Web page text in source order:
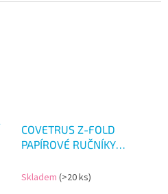
COVETRUS Z-FOLD
PAPÍROVÉ RUČNÍKY
Skladem (>20 ks)